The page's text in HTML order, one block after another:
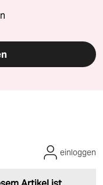
einloggen